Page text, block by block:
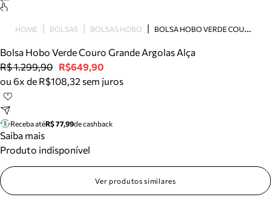
Bolsa
Tamanco
Tênis
Mule
Tire dúvidas sobre pedidos, devoluções e mais.
Meus pedidos
Acompanhe seus pedidos e solicite devoluções.
HOME BOLSAS BOLSAS HOBO B
OLSA HOBO VERDE COURO GRANDE ARGOLAS ALÇA
Bolsa Hobo Verde Couro Grande Argolas Alça
R$ 1.299,90 R$649,90
ou 6x de R$108,32 sem juros
Receba atéR$ 77,99de cashback
Saiba mais
Produto indisponível
Ver produtos similares